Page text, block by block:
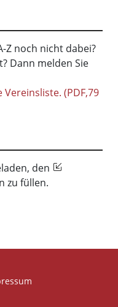
Z noch nicht dabei?
Dann melden Sie
Vereinsliste. (PDF,79
den
zu füllen.